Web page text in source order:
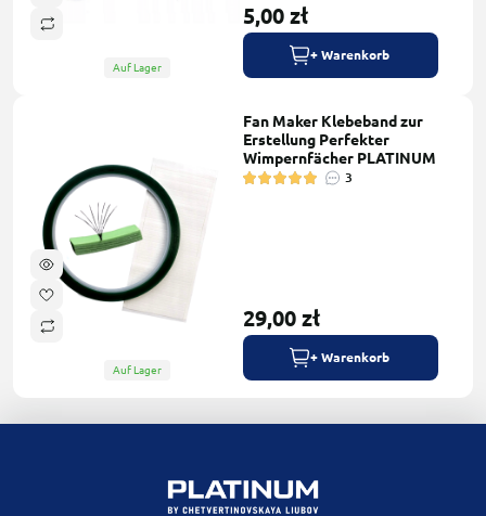
Auf Lager
5,00 zł
+ Warenkorb
Auf Lager
Fan Maker Klebeband zur
Erstellung Perfekter
Wimpernfächer PLATINUM
3
29,00 zł
+ Warenkorb